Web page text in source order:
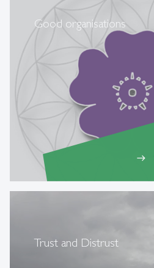
Good organisations
east
Trust and Distrust